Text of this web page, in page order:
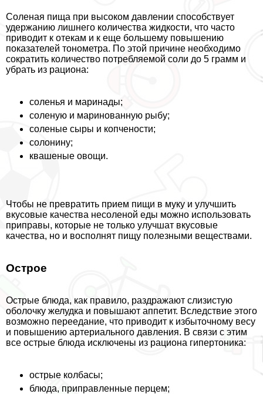
Соленая пища при высоком давлении способствует
удержанию лишнего количества жидкости, что часто
приводит к отекам и к еще большему повышению
показателей тонометра. По этой причине необходимо
сократить количество потрeбляемой соли до 5 грамм и
убрать из рациона:
соленья и маринады;
соленую и маринованную рыбу;
соленые сыры и копчености;
солонину;
квашеные овощи.
Чтобы не превратить прием пищи в муку и улучшить
вкусовые качества несоленой еды можно использовать
приправы, которые не только улучшат вкусовые
качества, но и восполнят пищу полезными веществами.
Острое
Острые блюда, как правило, раздражают слизистую
оболочку желудка и повышают аппетит. Вследствие этого
возможно переедание, что приводит к избыточному весу
и повышению артериального давления. В связи с этим
все острые блюда исключены из рациона гипертоника:
острые колбасы;
блюда, приправленные перцем;